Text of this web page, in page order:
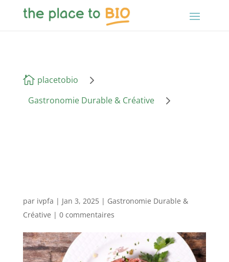
 placetobio 5
Gastronomie Durable & Créative 5
par ivpfa | Jan 3, 2025| Gastronomie Durable &
Créative | 0 commentaires